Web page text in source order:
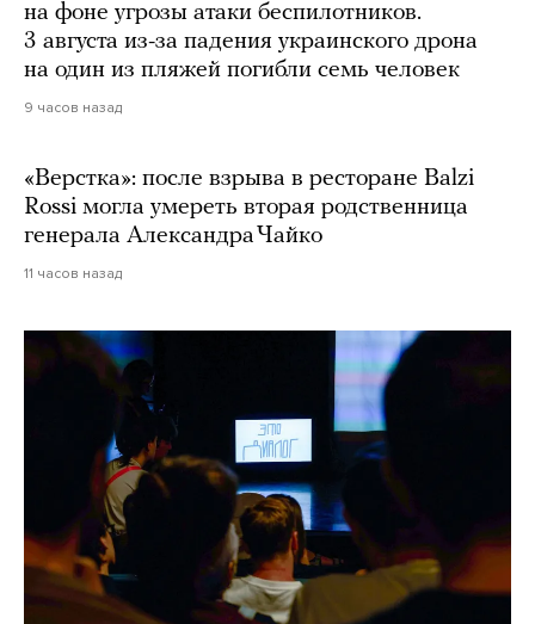
на фоне угрозы атаки беспилотников.
3 августа из-за падения украинского дрона
на один из пляжей погибли семь человек
9 часов назад
«Верстка»: после взрыва в ресторане Balzi
Rossi могла умереть вторая родственница
генерала Александра Чайко
11 часов назад